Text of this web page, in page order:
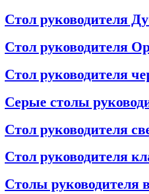
Стол руководителя
Стол руководителя
Стол руководителя
Серые столы
Стол руководителя
Стол руководителя
Столы руководителя